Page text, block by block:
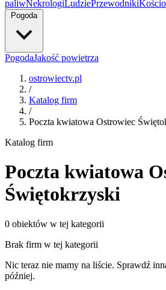
paliwNekrologiLudziePrzewodniki
Pogoda
PogodaJakość powietrza
ostrowiectv.pl
/
Katalog firm
/
Poczta kwiatowa Ostrowiec
Katalog firm
Poczta kwiatowa
Świętokrzyski
0 obiektów w tej kategorii
Brak firm w tej kategorii
Nic teraz nie mamy na liście. Sprawdź
później.